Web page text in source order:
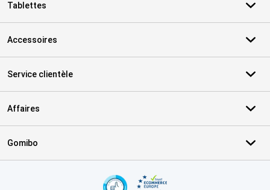
Tablettes
Accessoires
Service clientèle
Affaires
Gomibo